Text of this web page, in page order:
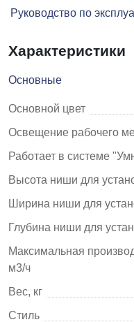
Руководство по
Характеристики
Основные
Основной цвет
Освещение рабочего
Работает в системе
Высота ниши для
Ширина ниши для
Глубина ниши для
Максимальная
м3/ч
Вес, кг
Стиль